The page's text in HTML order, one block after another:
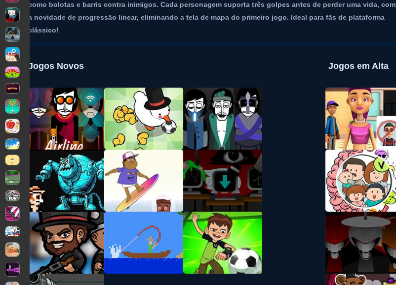
como bolotas e barris contra inimigos. Cada personagem suporta três golpes antes de perder uma vida, com
a novidade de progressão linear, eliminando a tela de mapa do primeiro jogo. Ideal para fãs de plataforma
clássico!
Jogos Novos Jogos em Alta